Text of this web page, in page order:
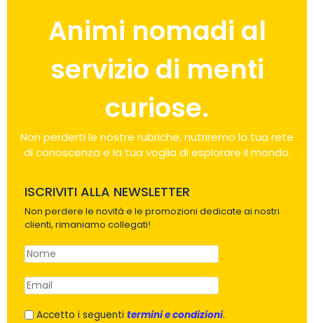
Animi nomadi al
servizio di menti
curiose.
Non perderti le nostre rubriche, nutriremo la tua rete
di conoscenza e la tua voglia di esplorare il mondo.
ISCRIVITI ALLA NEWSLETTER
Non perdere le novità e le promozioni dedicate ai nostri
clienti, rimaniamo collegati!
Accetto i seguenti termini e condizioni.